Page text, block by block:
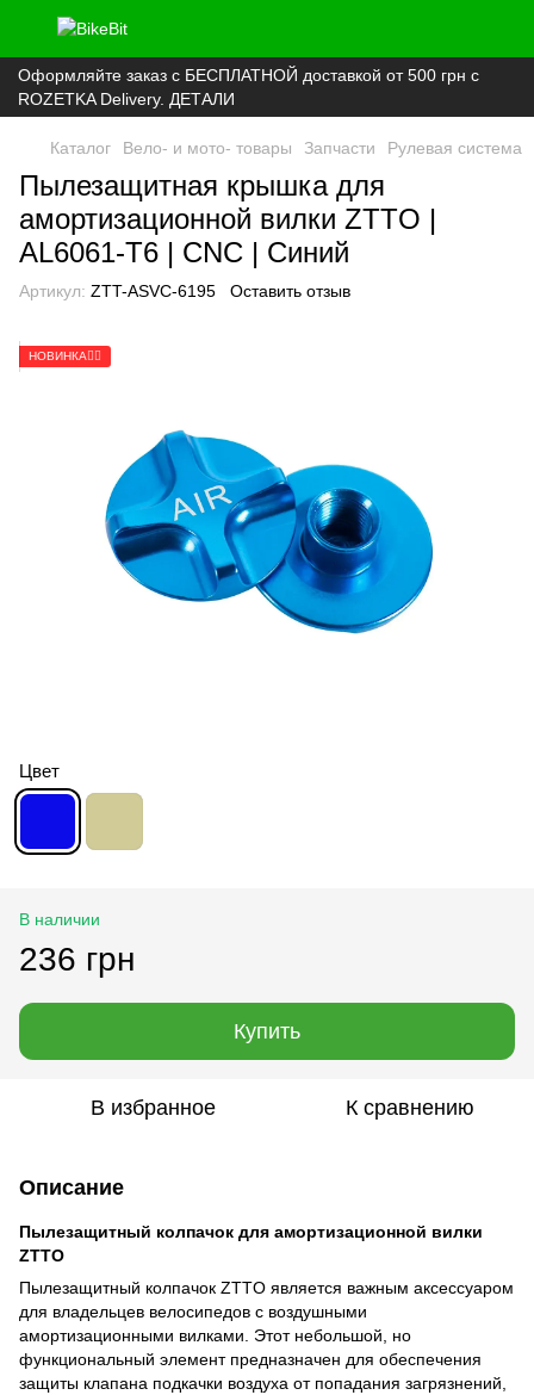
Оформляйте заказ с БЕСПЛАТНОЙ доставкой от 500 грн с
ROZETKA Delivery. ДЕТАЛИ
Каталог Вело- и мото- товары Запчасти Рулевая система
Пылезащитная крышка для
амортизационной вилки ZTTO |
AL6061-T6 | CNC | Синий
Артикул: ZTT-ASVC-6195 Оставить отзыв
НОВИНКА🚴‍♂️
Цвет
В наличии
236 грн
Купить
В избранное К сравнению
Описание
Пылезащитный колпачок для амортизационной вилки
ZTTO
Пылезащитный колпачок ZTTO является важным аксессуаром
для владельцев велосипедов с воздушными
амортизационными вилками. Этот небольшой, но
функциональный элемент предназначен для обеспечения
защиты клапана подкачки воздуха от попадания загрязнений,